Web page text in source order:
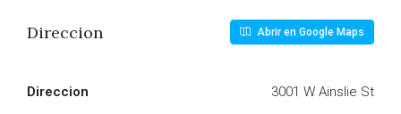
Direccion Abrir en Google Maps
Direccion 3001 W Ainslie St